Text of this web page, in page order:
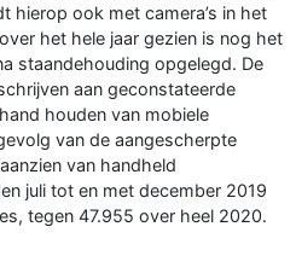
hierop ook met camera’s in het
het hele jaar gezien is nog het
staandehouding opgelegd. De
aan geconstateerde
houden van mobiele
van de aangescherpte
van handheld
juli tot en met december 2019
tegen 47.955 over heel 2020.